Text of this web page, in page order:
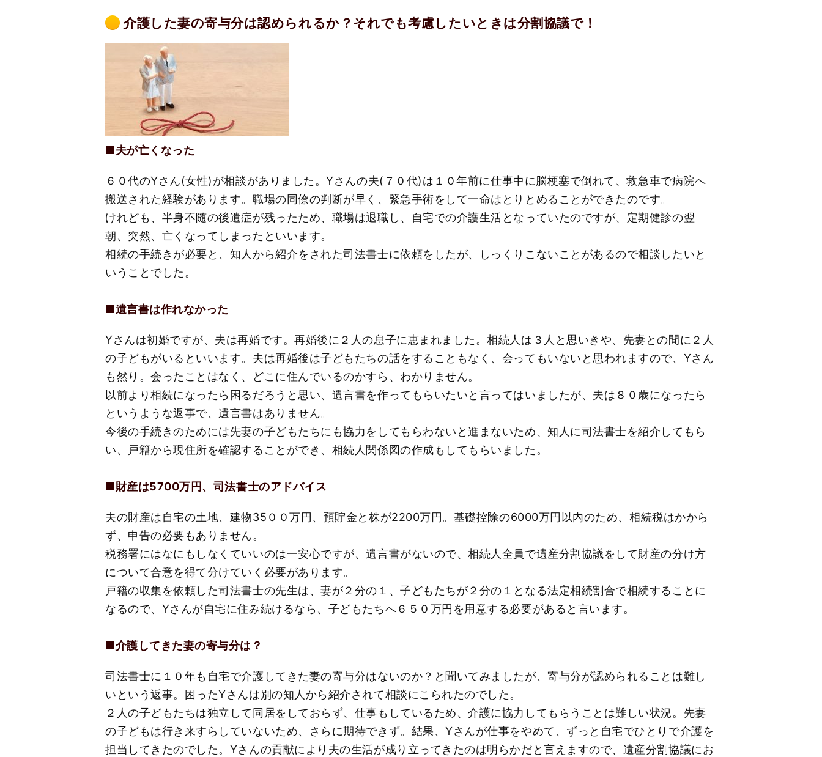
介護した妻の寄与分は認められるか？それでも考慮したいときは分割協議で！
■夫が亡くなった
６０代のYさん(女性)が相談がありました。Yさんの夫(７０代)は１０年前に仕事中に脳梗塞で倒れて、救急車で病院へ
搬送された経験があります。職場の同僚の判断が早く、緊急手術をして一命はとりとめることができたのです。
けれども、半身不随の後遺症が残ったため、職場は退職し、自宅での介護生活となっていたのですが、定期健診の翌
朝、突然、亡くなってしまったといいます。
相続の手続きが必要と、知人から紹介をされた司法書士に依頼をしたが、しっくりこないことがあるので相談したいと
いうことでした。
■遺言書は作れなかった
Yさんは初婚ですが、夫は再婚です。再婚後に２人の息子に恵まれました。相続人は３人と思いきや、先妻との間に２人
の子どもがいるといいます。夫は再婚後は子どもたちの話をすることもなく、会ってもいないと思われますので、Yさん
も然り。会ったことはなく、どこに住んでいるのかすら、わかりません。
以前より相続になったら困るだろうと思い、遺言書を作ってもらいたいと言ってはいましたが、夫は８０歳になったら
というような返事で、遺言書はありません。
今後の手続きのためには先妻の子どもたちにも協力をしてもらわないと進まないため、知人に司法書士を紹介してもら
い、戸籍から現住所を確認することができ、相続人関係図の作成もしてもらいました。
■財産は5700万円、司法書士のアドバイス
夫の財産は自宅の土地、建物35００万円、預貯金と株が2200万円。基礎控除の6000万円以内のため、相続税はかから
ず、申告の必要もありません。
税務署にはなにもしなくていいのは一安心ですが、遺言書がないので、相続人全員で遺産分割協議をして財産の分け方
について合意を得て分けていく必要があります。
戸籍の収集を依頼した司法書士の先生は、妻が２分の１、子どもたちが２分の１となる法定相続割合で相続することに
なるので、Yさんが自宅に住み続けるなら、子どもたちへ６５０万円を用意する必要があると言います。
■介護してきた妻の寄与分は？
司法書士に１０年も自宅で介護してきた妻の寄与分はないのか？と聞いてみましたが、寄与分が認められることは難し
いという返事。困ったYさんは別の知人から紹介されて相談にこられたのでした。
２人の子どもたちは独立して同居をしておらず、仕事もしているため、介護に協力してもらうことは難しい状況。先妻
の子どもは行き来すらしていないため、さらに期待できず。結果、Yさんが仕事をやめて、ずっと自宅でひとりで介護を
担当してきたのでした。Yさんの貢献により夫の生活が成り立ってきたのは明らかだと言えますので、遺産分割協議にお